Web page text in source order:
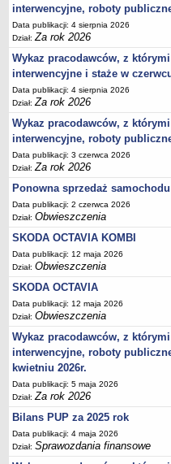
Wykaz spraw
Gdzie załatwić sprawę
Rejestry, ewidencje i archiwa
Dostęp do Informacji
AKTY PRAWNE
Akty prawne dotyczące
Uchwały Rady Powiatu
Uchwały Rady Miasta
Inne dokumenty
POMOC PUBLICZNA
Lata 2009-2025
Za rok 2026
Budżet Funduszu Pracy
Zamówienia publiczne
Plan zamówień publicznych
Sprawozdania finansowe
POWIATOWA RADA ZATRUDNIENIA/
Skład
Zadania
Posiedzenia Powiatowej
Uchwały Powiatowej Rady
Uchwały Powiatowej Rady
interwencyjne, roboty
Data publikacji: 4 sierpnia 2026
Dział:Za rok 2026
Wykaz pracodawców, z
interwencyjne i staże w
Data publikacji: 4 sierpnia 2026
Dział:Za rok 2026
Wykaz pracodawców, z
interwencyjne, roboty
Data publikacji: 3 czerwca 2026
Dział:Za rok 2026
Ponowna sprzedaż
Data publikacji: 2 czerwca 2026
Dział:Obwieszczenia
SKODA OCTAVIA KOMBI
Data publikacji: 12 maja 2026
Dział:Obwieszczenia
SKODA OCTAVIA
Data publikacji: 12 maja 2026
Dział:Obwieszczenia
Wykaz pracodawców, z
interwencyjne, roboty
kwietniu 2026r.
Data publikacji: 5 maja 2026
Dział:Za rok 2026
Bilans PUP za 2025 rok
Data publikacji: 4 maja 2026
Dział:Sprawozdania finansowe